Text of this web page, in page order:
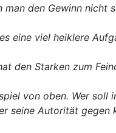
den Gewinn nicht
eine viel heiklere
den Starken zum
von oben. Wer
seine Autorität gegen